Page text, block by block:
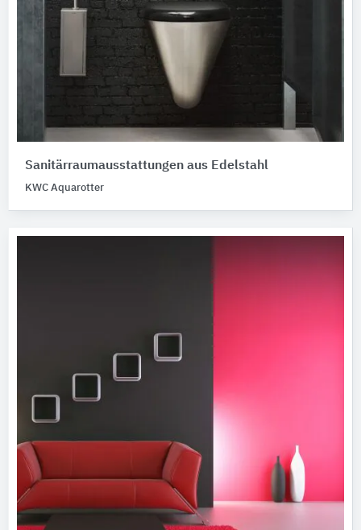
Sanitärraumausstattungen aus Edelstahl
KWC Aquarotter